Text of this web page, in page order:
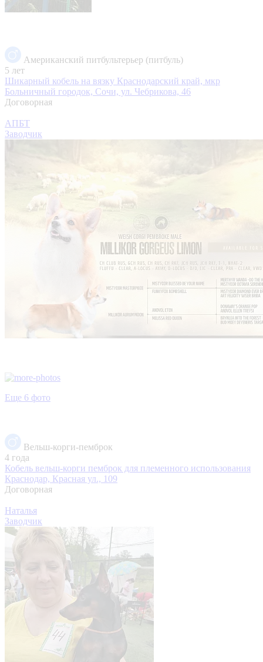
Американский питбультерьер (питбуль)
5 лет
Шикарный кобель на вязку Краснодарский край, мкр
Больничный городок, Сочи, ул. Чебрикова, 46
Договорная
АПБТ
Заводчик
Еще 6 фото
Вельш-корги-пемброк
4 года
Кобель вельш-корги пемброк для племенного использования
Краснодар, Красная ул., 109
Договорная
Наталья
Заводчик